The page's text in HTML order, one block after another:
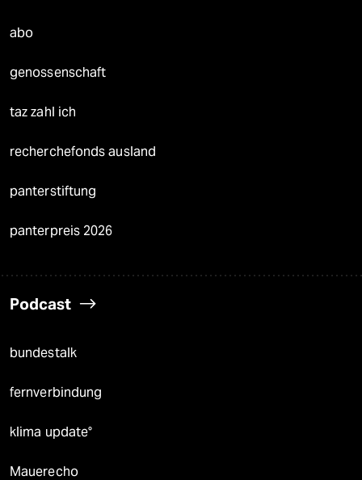
abo
genossenschaft
taz zahl ich
recherchefonds ausland
panterstiftung
panterpreis 2026
Podcast
bundestalk
fernverbindung
klima update°
Mauerecho